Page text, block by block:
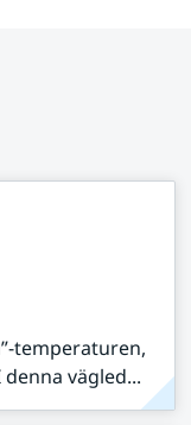
temperaturen,
vägled...